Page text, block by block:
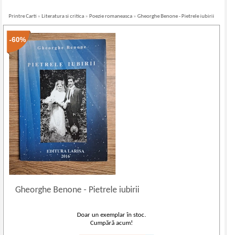
Printre Carti » Literatura si critica » Poezie romaneasca »Gheorghe Benone - Pietrele iubirii
-60%
Gheorghe Benone- Pietrele iubirii
Doar un exemplar în stoc.
Cumpără acum!